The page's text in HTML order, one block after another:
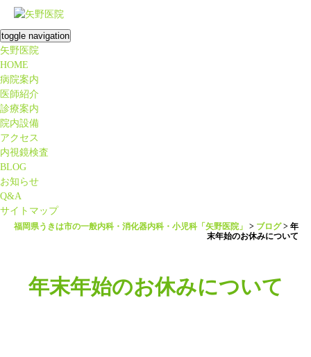
toggle navigation
矢野医院
HOME
病院案内
医師紹介
診療案内
院内設備
アクセス
内視鏡検査
BLOG
お知らせ
Q&A
サイトマップ
福岡県うきは市の一般内科・消化器内科・小児科「矢野医院」 > ブログ>年
末年始のお休みについて
年末年始のお休みについて